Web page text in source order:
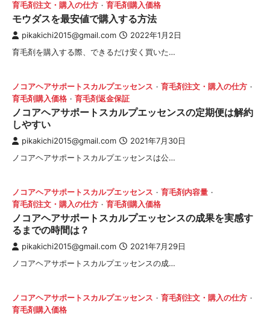
育毛剤注文・購入の仕方
育毛剤購入価格
モウダスを最安値で購入する方法
pikakichi2015@gmail.com 2022年1月2日
育毛剤を購入する際、できるだけ安く買いた…
ノコアヘアサポートスカルプエッセンス
育毛剤注文・購入の仕方
育毛剤購入価格
育毛剤返金保証
ノコアヘアサポートスカルプエッセンスの定期便は解約
しやすい
pikakichi2015@gmail.com 2021年7月30日
ノコアヘアサポートスカルプエッセンスは公…
ノコアヘアサポートスカルプエッセンス
育毛剤内容量
育毛剤注文・購入の仕方
育毛剤購入価格
ノコアヘアサポートスカルプエッセンスの成果を実感す
るまでの時間は？
pikakichi2015@gmail.com 2021年7月29日
ノコアヘアサポートスカルプエッセンスの成…
ノコアヘアサポートスカルプエッセンス
育毛剤注文・購入の仕方
育毛剤購入価格